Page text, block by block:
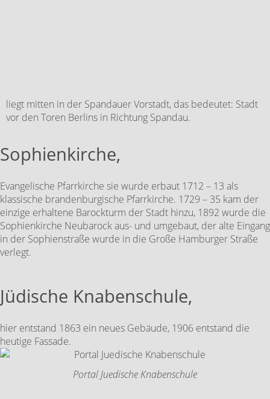
liegt mitten in der Spandauer Vorstadt, das bedeutet: Stadt
vor den Toren Berlins in Richtung Spandau.
Sophienkirche,
Evangelische Pfarrkirche sie wurde erbaut 1712 – 13 als
klassische brandenburgische Pfarrkirche. 1729 – 35 kam der
einzige erhaltene Barockturm der Stadt hinzu, 1892 wurde die
Sophienkirche Neubarock aus- und umgebaut, der alte Eingang
in der Sophienstraße wurde in die Große Hamburger Straße
verlegt.
Jüdische Knabenschule,
hier entstand 1863 ein neues Gebäude, 1906 entstand die
heutige Fassade.
Portal Juedische Knabenschule